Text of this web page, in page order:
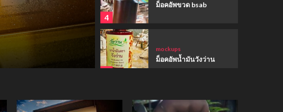
ตัวการ์ตูนน่ารัก
อ่างอาบน้ำสุนัข
4
5
ม็อคอัพน้ำมันวังว่าน
hi-q